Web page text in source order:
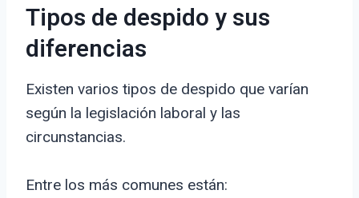
Tipos de despido y sus
diferencias
Existen varios tipos de despido que varían
según la legislación laboral y las
circunstancias.
Entre los más comunes están: